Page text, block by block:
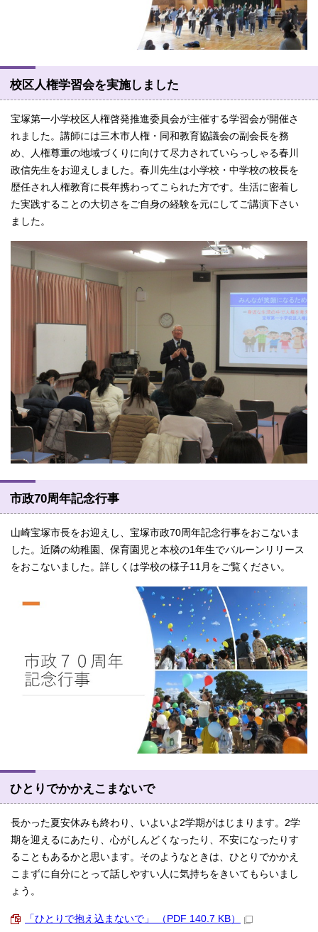
校区人権学習会を実施しました
宝塚第一小学校区人権啓発推進委員会が主催する学習会が開催さ
れました。講師には三木市人権・同和教育協議会の副会長を務
め、人権尊重の地域づくりに向けて尽力されていらっしゃる春川
政信先生をお迎えしました。春川先生は小学校・中学校の校長を
歴任され人権教育に長年携わってこられた方です。生活に密着し
た実践することの大切さをご自身の経験を元にしてご講演下さい
ました。
市政70周年記念行事
山崎宝塚市長をお迎えし、宝塚市政70周年記念行事をおこないま
した。近隣の幼稚園、保育園児と本校の1年生でバルーンリリース
をおこないました。詳しくは学校の様子11月をご覧ください。
ひとりでかかえこまないで
長かった夏安休みも終わり、いよいよ2学期がはじまります。2学
期を迎えるにあたり、心がしんどくなったり、不安になったりす
ることもあるかと思います。そのようなときは、ひとりでかかえ
こまずに自分にとって話しやすい人に気持ちをきいてもらいまし
ょう。
「ひとりで抱え込まないで」 （PDF 140.7 KB）